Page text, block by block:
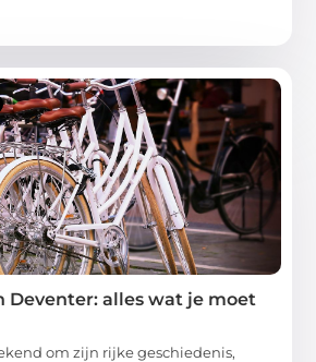
Deventer: alles wat je moet
om zijn rijke geschiedenis,